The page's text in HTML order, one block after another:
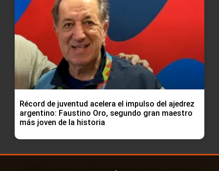
Récord de juventud acelera el impulso del ajedrez
argentino: Faustino Oro, segundo gran maestro
más joven de la historia